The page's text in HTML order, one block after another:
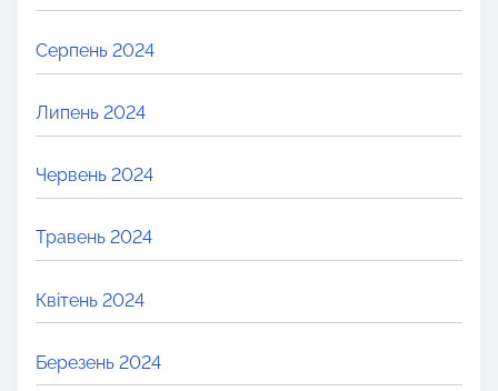
Серпень 2024
Липень 2024
Червень 2024
Травень 2024
Квітень 2024
Березень 2024